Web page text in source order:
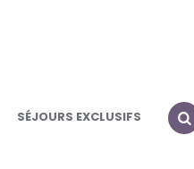
SÉJOURS EXCLUSIFS